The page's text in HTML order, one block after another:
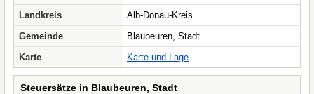
Landkreis
Alb-Donau-Kreis
Gemeinde
Blaubeuren, Stadt
Karte
Karte und Lage
Steuersätze in Blaubeuren, Stadt